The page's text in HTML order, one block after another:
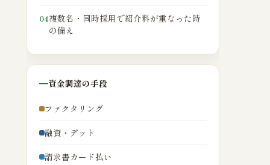
04複数名・同時採用で紹介料が重なった時
の備え
資金調達の手段
ファクタリング
融資・デット
請求書カード払い